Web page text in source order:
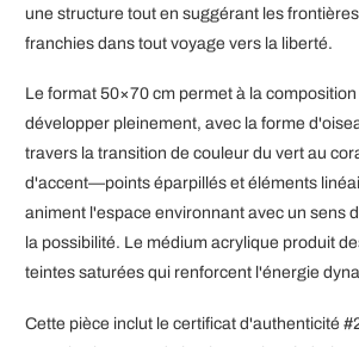
une structure tout en suggérant les
franchies dans tout voyage vers la liberté.
Le format 50×70 cm permet à la
développer pleinement, avec la forme
travers la transition de couleur du vert au
d'accent—points éparpillés et éléments
animent l'espace environnant avec un sens
la possibilité. Le médium acrylique produit
teintes saturées qui renforcent l'énergie
Cette pièce inclut le certificat d'authenticité